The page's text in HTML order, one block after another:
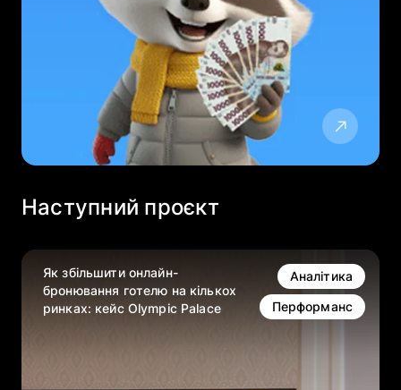
Наступний проєкт
Як збільшити онлайн-
бронювання готелю на кількох
ринках: кейс Olympic Palace
Аналітика
Перформанс